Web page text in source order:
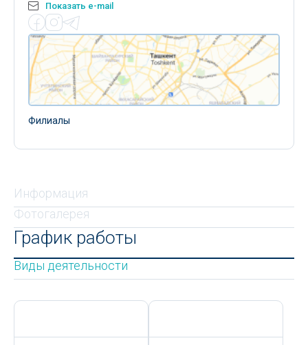
Показать e-mail
Филиалы
Информация
Фотогалерея
График работы
Виды деятельности